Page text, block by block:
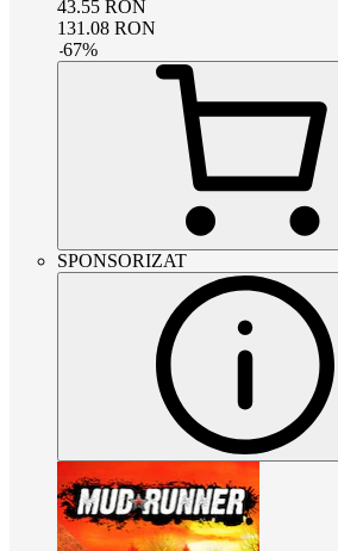
43.55 RON
131.08 RON
-67%
SPONSORIZAT